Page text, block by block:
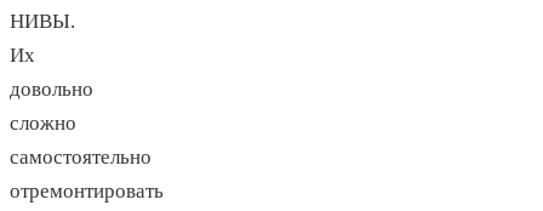
НИВЫ.
Их
довольно
сложно
самостоятельно
отремонтировать